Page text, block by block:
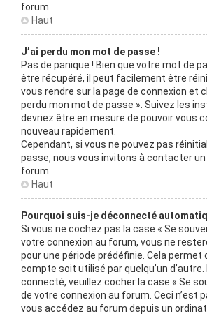
forum.
Haut
J’ai perdu mon mot de passe !
Pas de panique ! Bien que votre mot de
être récupéré, il peut facilement être
vous rendre sur la page de connexion et
perdu mon mot de passe ». Suivez les
devriez être en mesure de pouvoir vous
nouveau rapidement.
Cependant, si vous ne pouvez pas
passe, nous vous invitons à contacter
forum.
Haut
Pourquoi suis-je déconnecté
Si vous ne cochez pas la case « Se
votre connexion au forum, vous ne
pour une période prédéfinie. Cela permet
compte soit utilisé par quelqu’un
connecté, veuillez cocher la case « Se
de votre connexion au forum. Ceci n’est
vous accédez au forum depuis un